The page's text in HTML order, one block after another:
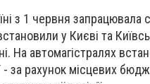
з 1 червня запрацювала
у Києві та
На автомагістралях
- за рахунок місцевих